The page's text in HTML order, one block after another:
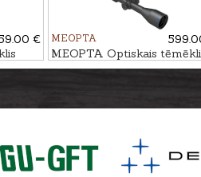
€
S
MEOPTA
MEOPTA Optiskais
MeoHunter R5 3-15x50